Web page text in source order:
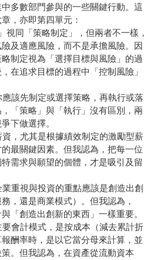
多數部門參與的一些關鍵行動。這
，亦即第四單元：
視同「策略制定」，但兩者不一樣，
及適應風險，而不是承擔風險。因
制定視為「選擇目標與風險」的過
在追求目標的過程中「控制風險」
該先制定或選擇策略，再執行或落
「策略」與「執行」沒有區別，兩
下做選擇。
，尤其是根據績效制定的激勵型薪
最關鍵因素。但我認為，把每一位
需求與願望的個體，才是吸引及留
重視與投資的重點應該是創造出創
，還是商業模式）。但我認為，
「創造出創新的東西」一樣重要。
會計模式，是按成本（減去累計折
酬率時，是以它當分母來計算，並
。但我認為，在資產從流動資本